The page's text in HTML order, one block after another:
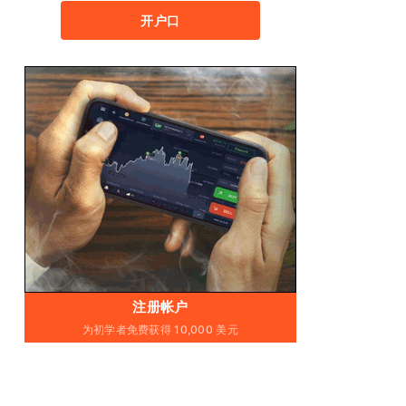
开户口
注册帐户
为初学者免费获得 10,000 美元